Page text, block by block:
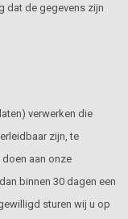
dat de gegevens zijn
verwerken die
zijn, te
aan onze
binnen 30 dagen een
sturen wij u op